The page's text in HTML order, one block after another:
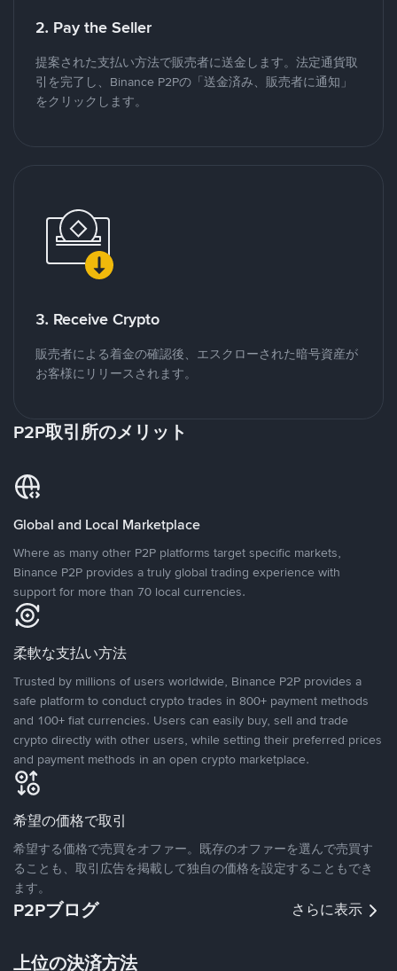
2. Pay the Seller
提案された支払い方法で販売者に送金します。法定通貨取
引を完了し、Binance P2Pの「送金済み、販売者に通知」
をクリックします。
3. Receive Crypto
販売者による着金の確認後、エスクローされた暗号資産が
お客様にリリースされます。
P2P取引所のメリット
Global and Local Marketplace
Where as many other P2P platforms target specific markets,
Binance P2P provides a truly global trading experience with
support for more than 70 local currencies.
柔軟な支払い方法
Trusted by millions of users worldwide, Binance P2P provides a
safe platform to conduct crypto trades in 800+ payment methods
and 100+ fiat currencies. Users can easily buy, sell and trade
crypto directly with other users, while setting their preferred prices
and payment methods in an open crypto marketplace.
希望の価格で取引
希望する価格で売買をオファー。既存のオファーを選んで売買す
ることも、取引広告を掲載して独自の価格を設定することもでき
ます。
P2Pブログ さらに表示
上位の決済方法